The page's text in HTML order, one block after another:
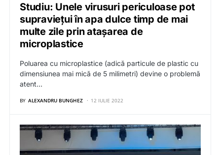
Studiu: Unele virusuri periculoase pot
supraviețui în apa dulce timp de mai
multe zile prin atașarea de
microplastice
Poluarea cu microplastice (adică particule de plastic cu
dimensiunea mai mică de 5 milimetri) devine o problemă
atent…
BY ALEXANDRU BUNGHEZ 12 IULIE 2022